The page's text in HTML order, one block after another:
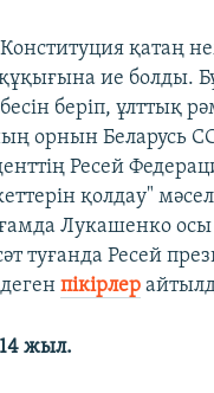
1080p
қатаң
ие болды.
беріп, ұлттық
орнын Беларусь
Ресей
қолдау"
Лукашенко
туғанда Ресей
пікірлер
жыл.